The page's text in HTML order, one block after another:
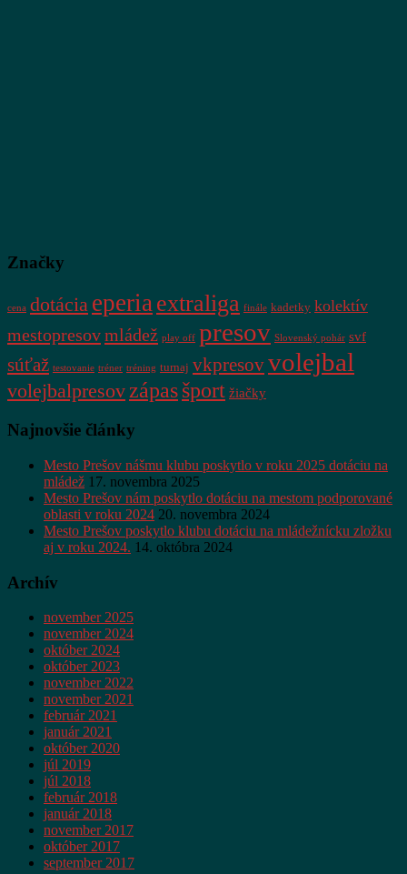
Značky
cena dotácia eperiaextraliga finále kadetky kolektív
mestopresovmládež play off presov Slovenský pohár svf
súťaž testovanie tréner tréning turnaj vkpresovvolejbal
volejbalpresovzápasšport žiačky
Najnovšie články
Mesto Prešov nášmu klubu poskytlo v roku 2025 dotáciu na
mládež 17. novembra 2025
Mesto Prešov nám poskytlo dotáciu na mestom podporované
oblasti v roku 2024 20. novembra 2024
Mesto Prešov poskytlo klubu dotáciu na mládežnícku zložku
aj v roku 2024. 14. októbra 2024
Archív
november 2025
november 2024
október 2024
október 2023
november 2022
november 2021
február 2021
január 2021
október 2020
júl 2019
júl 2018
február 2018
január 2018
november 2017
október 2017
september 2017